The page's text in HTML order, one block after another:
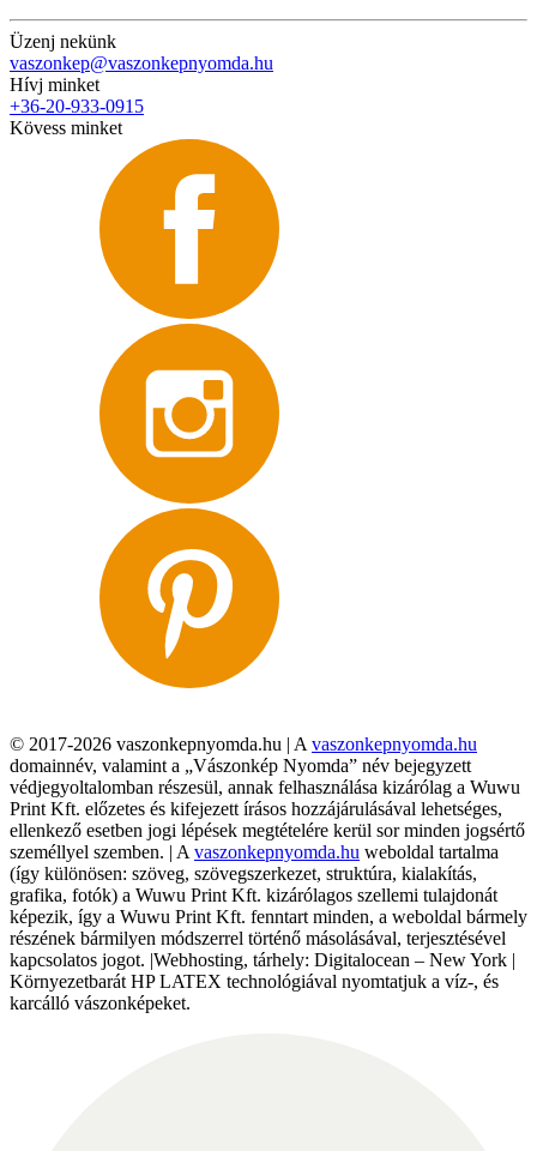
Üzenj nekünk
vaszonkep@vaszonkepnyomda.hu
Hívj minket
+36-20-933-0915
Kövess minket
© 2017-2026 vaszonkepnyomda.hu | A vaszonkepnyomda.hu
domainnév, valamint a „Vászonkép Nyomda” név bejegyzett
védjegyoltalomban részesül, annak felhasználása kizárólag a Wuwu
Print Kft. előzetes és kifejezett írásos hozzájárulásával lehetséges,
ellenkező esetben jogi lépések megtételére kerül sor minden jogsértő
személlyel szemben. | A vaszonkepnyomda.hu weboldal tartalma
(így különösen: szöveg, szövegszerkezet, struktúra, kialakítás,
grafika, fotók) a Wuwu Print Kft. kizárólagos szellemi tulajdonát
képezik, így a Wuwu Print Kft. fenntart minden, a weboldal bármely
részének bármilyen módszerrel történő másolásával, terjesztésével
kapcsolatos jogot. |Webhosting, tárhely: Digitalocean – New York |
Környezetbarát HP LATEX technológiával nyomtatjuk a víz-, és
karcálló vászonképeket.